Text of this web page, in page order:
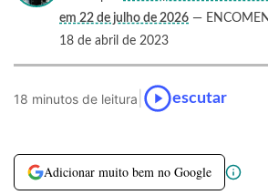
em 22 de julho de 2026 —
18 de abril de 2023
18 minutos de leitura escutar
Adicionar muito bem no Google